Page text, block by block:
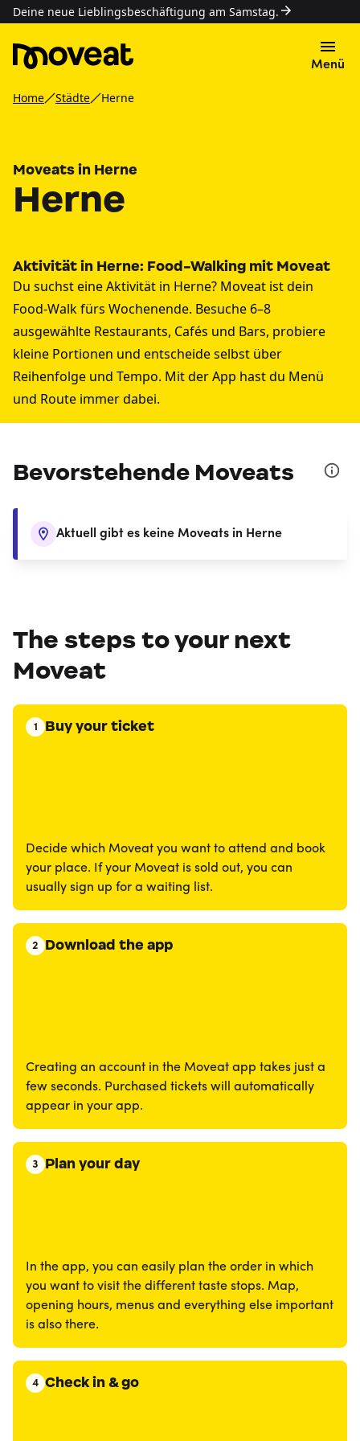
Deine neue Lieblingsbeschäftigung am Samstag.
Menü
Home Städte Herne
Moveats in Herne
Herne
Aktivität in Herne: Food-Walking mit Moveat
Du suchst eine Aktivität in Herne? Moveat ist dein
Food-Walk fürs Wochenende. Besuche 6–8
ausgewählte Restaurants, Cafés und Bars, probiere
kleine Portionen und entscheide selbst über
Reihenfolge und Tempo. Mit der App hast du Menü
und Route immer dabei.
Bevorstehende Moveats
Aktuell gibt es keine Moveats in Herne
The steps to your next
Moveat
1 Buy your ticket
Decide which Moveat you want to attend and book
your place. If your Moveat is sold out, you can
usually sign up for a waiting list.
2 Download the app
Creating an account in the Moveat app takes just a
few seconds. Purchased tickets will automatically
appear in your app.
3 Plan your day
In the app, you can easily plan the order in which
you want to visit the different taste stops. Map,
opening hours, menus and everything else important
is also there.
4 Check in & go